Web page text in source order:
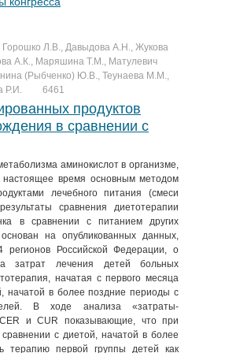
Л.В., Давыдова А.Н., Жукова
А.К., Маряшина Т.М., Матулевич
(Рыбченко) Ю.В., Теунаева М.М.,
Р.И.
6461
продуктов
в сравнении с
аминокислот в организме,
настоящее время основным методом
лечебного питания (смеси
сравнения диетотерапии
в сравнении с питанием других
на опубликованных данных,
регионов Российской Федерации, о
затрат лечения детей больных
начатая с первого месяца
начатой в более поздние периоды с
В ходе анализа «затраты-
CER и CUR показывающие, что при
с диетой, начатой в более
терапию первой группы детей как